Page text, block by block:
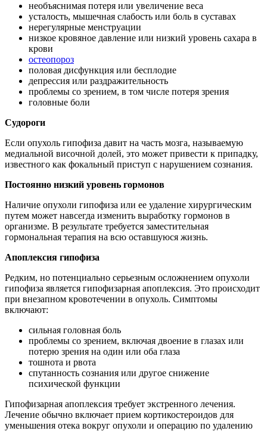
необъяснимая потеря или увеличение веса
усталость, мышечная слабость или боль в суставах
нерегулярные менструации
низкое кровяное давление или низкий уровень сахара в
крови
остеопороз
половая дисфункция или бесплодие
депрессия или раздражительность
проблемы со зрением, в том числе потеря зрения
головные боли
Судороги
Если опухоль гипофиза давит на часть мозга, называемую
медиальной височной долей, это может привести к припадку,
известного как фокальный приступ с нарушением сознания.
Постоянно низкий уровень гормонов
Наличие опухоли гипофиза или ее удаление хирургическим
путем может навсегда изменить выработку гормонов в
организме. В результате требуется заместительная
гормональная терапия на всю оставшуюся жизнь.
Апоплексия гипофиза
Редким, но потенциально серьезным осложнением опухоли
гипофиза является гипофизарная апоплексия. Это происходит
при внезапном кровотечении в опухоль. Симптомы
включают:
сильная головная боль
проблемы со зрением, включая двоение в глазах или
потерю зрения на один или оба глаза
тошнота и рвота
спутанность сознания или другое снижение
психической функции
Гипофизарная апоплексия требует экстренного лечения.
Лечение обычно включает прием кортикостероидов для
уменьшения отека вокруг опухоли и операцию по удалению